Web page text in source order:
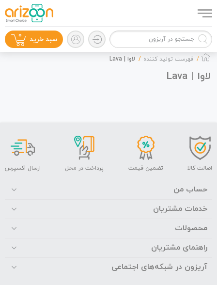
لوازم جانبی
سبد خرید 0
فهرست تولید کننده لاوا | Lava
لاوا | Lava
اصالت کالا تضمین قیمت پرداخت در محل ارسال اکسپرس
حساب من
خدمات مشتریان
محصولات
راهنمای مشتریان
آریزون در شبکه‌های اجتماعی